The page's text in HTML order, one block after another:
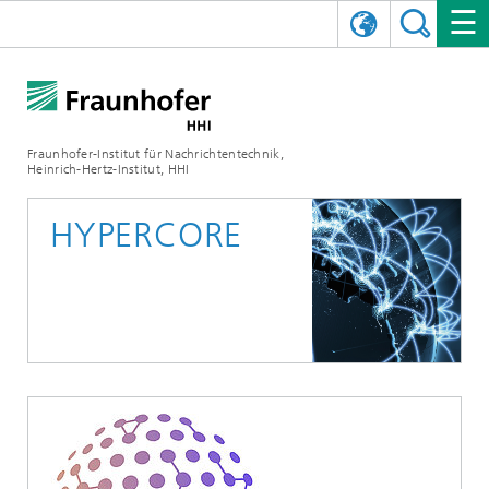
Fraunhofer-Institut für Nachrichtentechnik,
Heinrich-Hertz-Institut, HHI
Organisationsplan
Kommunikation & Netze
Kuratorium
Mobilität
5G, Fiber and Beyond
Videokommunikation und Applikationen
KOMMUNIKATION & NETZE
Technologie und Infrastruktur
NACHRICHTEN
2023
VERANSTALTUNGEN
WEITERE INFOS ZUM FRAUNHOFER HHI ALS ARBEITGEBER
STARTUPS AT HHI
HYPERCORE